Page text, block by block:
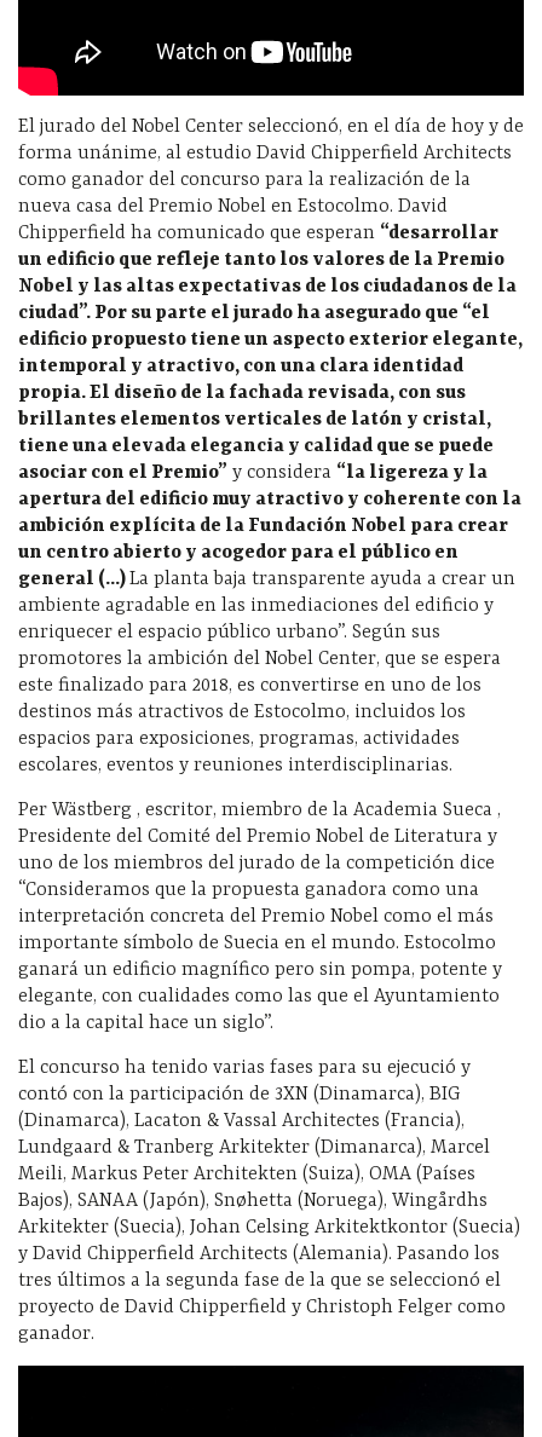
El jurado del Nobel Center seleccionó, en el día de hoy y de
forma unánime, al estudio David Chipperfield Architects
como ganador del concurso para la realización de la
nueva casa del Premio Nobel en Estocolmo. David
Chipperfield ha comunicado que esperan “desarrollar
un edificio que refleje tanto los valores de la Premio
Nobel y las altas expectativas de los ciudadanos de la
ciudad”. Por su parte el jurado ha asegurado que “el
edificio propuesto tiene un aspecto exterior elegante,
intemporal y atractivo, con una clara identidad
propia. El diseño de la fachada revisada, con sus
brillantes elementos verticales de latón y cristal,
tiene una elevada elegancia y calidad que se puede
asociar con el Premio” y considera “la ligereza y la
apertura del edificio muy atractivo y coherente con la
ambición explícita de la Fundación Nobel para crear
un centro abierto y acogedor para el público en
general (…)La planta baja transparente ayuda a crear un
ambiente agradable en las inmediaciones del edificio y
enriquecer el espacio público urbano”. Según sus
promotores la ambición del Nobel Center, que se espera
este finalizado para 2018, es convertirse en uno de los
destinos más atractivos de Estocolmo, incluidos los
espacios para exposiciones, programas, actividades
escolares, eventos y reuniones interdisciplinarias.
Per Wästberg , escritor, miembro de la Academia Sueca ,
Presidente del Comité del Premio Nobel de Literatura y
uno de los miembros del jurado de la competición dice
“Consideramos que la propuesta ganadora como una
interpretación concreta del Premio Nobel como el más
importante símbolo de Suecia en el mundo. Estocolmo
ganará un edificio magnífico pero sin pompa, potente y
elegante, con cualidades como las que el Ayuntamiento
dio a la capital hace un siglo”.
El concurso ha tenido varias fases para su ejecució y
contó con la participación de 3XN (Dinamarca), BIG
(Dinamarca), Lacaton & Vassal Architectes (Francia),
Lundgaard & Tranberg Arkitekter (Dimanarca), Marcel
Meili, Markus Peter Architekten (Suiza), OMA (Países
Bajos), SANAA (Japón), Snøhetta (Noruega), Wingårdhs
Arkitekter (Suecia), Johan Celsing Arkitektkontor (Suecia)
y David Chipperfield Architects (Alemania). Pasando los
tres últimos a la segunda fase de la que se seleccionó el
proyecto de David Chipperfield y Christoph Felger como
ganador.